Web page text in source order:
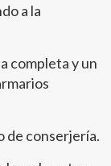
a la
completa y un
de conserjería.